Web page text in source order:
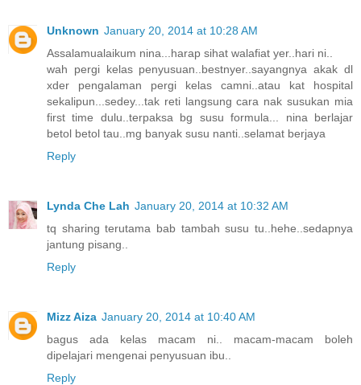
Unknown January 20, 2014 at 10:28 AM
Assalamualaikum nina...harap sihat walafiat yer..hari ni..
wah pergi kelas penyusuan..bestnyer..sayangnya akak dl
xder pengalaman pergi kelas camni..atau kat hospital
sekalipun...sedey...tak reti langsung cara nak susukan mia
first time dulu..terpaksa bg susu formula... nina berlajar
betol betol tau..mg banyak susu nanti..selamat berjaya
Reply
Lynda Che Lah January 20, 2014 at 10:32 AM
tq sharing terutama bab tambah susu tu..hehe..sedapnya
jantung pisang..
Reply
Mizz Aiza January 20, 2014 at 10:40 AM
bagus ada kelas macam ni.. macam-macam boleh
dipelajari mengenai penyusuan ibu..
Reply